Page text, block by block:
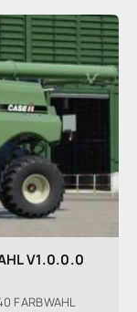
V1.0.0.0
FARBWAHL